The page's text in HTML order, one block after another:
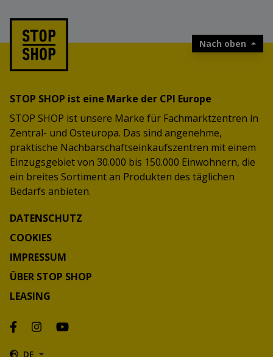
Nach oben
STOP SHOP ist eine Marke der CPI Europe
STOP SHOP ist unsere Marke für Fachmarktzentren in
Zentral- und Osteuropa. Das sind angenehme,
praktische Nachbarschaftseinkaufszentren mit einem
Einzugsgebiet von 30.000 bis 150.000 Einwohnern, die
ein breites Sortiment an Produkten des täglichen
Bedarfs anbieten.
DATENSCHUTZ
COOKIES
IMPRESSUM
ÜBER STOP SHOP
LEASING
DE